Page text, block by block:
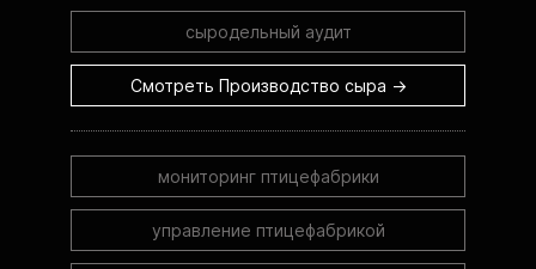
сыродельный аудит
Смотреть Производство сыра →
мониторинг птицефабрики
управление птицефабрикой